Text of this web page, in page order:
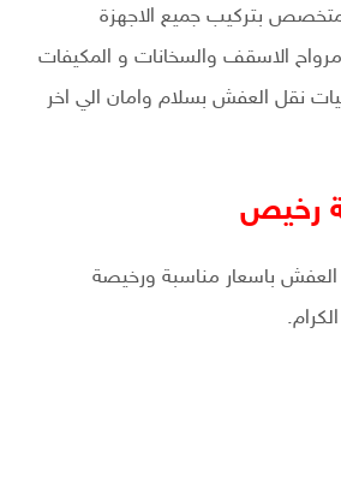
بتركيب جميع الاجهزة
مرواح الاسقف والسخانات و المكيفات
نقل العفش بسلام وامان الي اخر
رخيص
باسعار مناسبة ورخيصة